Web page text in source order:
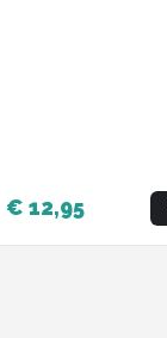
€ 12,95